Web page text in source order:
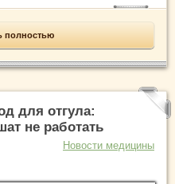
полностью
для отгула:
не работать
Новости медицины